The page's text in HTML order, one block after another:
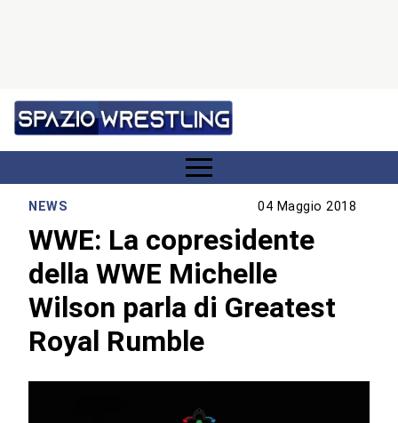
NEWS 04 Maggio 2018
WWE: La copresidente
della WWE Michelle
Wilson parla di Greatest
Royal Rumble